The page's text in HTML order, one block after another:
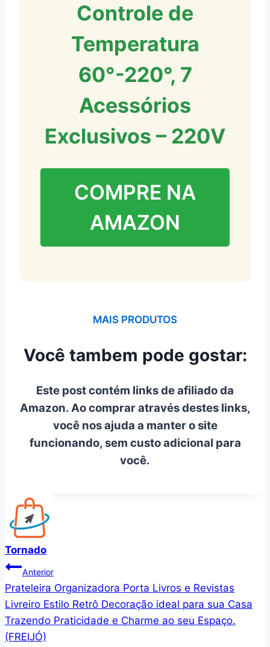
Controle de
Temperatura
60°-220°, 7
Acessórios
Exclusivos – 220V
COMPRE NA
AMAZON
MAIS PRODUTOS
Você tambem pode gostar:
Este post contém links de afiliado da
Amazon. Ao comprar através destes links,
você nos ajuda a manter o site
funcionando, sem custo adicional para
você.
Tornado
Navegação
de
Post
Anterior
Prateleira Organizadora Porta Livros e Revistas
Livreiro Estilo Retrô Decoração ideal para sua Casa
Trazendo Praticidade e Charme ao seu Espaço.
(FREIJÓ)